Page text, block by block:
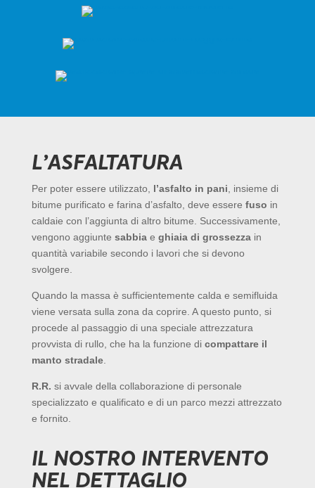
L’ASFALTATURA
Per poter essere utilizzato, l’asfalto in pani, insieme di
bitume purificato e farina d’asfalto, deve essere fuso in
caldaie con l’aggiunta di altro bitume. Successivamente,
vengono aggiunte sabbiae ghiaia di grossezzain
quantità variabile secondo i lavori che si devono
svolgere.
Quando la massa è sufficientemente calda e semifluida
viene versata sulla zona da coprire. A questo punto, si
procede al passaggio di una speciale attrezzatura
provvista di rullo, che ha la funzione di compattare il
manto stradale.
R.R. si avvale della collaborazione di personale
specializzato e qualificato e di un parco mezzi attrezzato
e fornito.
IL NOSTRO INTERVENTO
NEL DETTAGLIO